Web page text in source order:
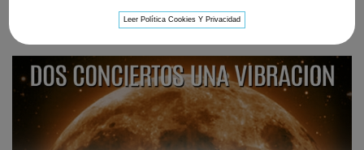
Leer Política Cookies Y Privacidad